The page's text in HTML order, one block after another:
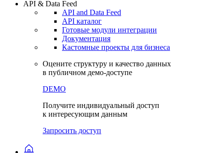
Откройте глобальную базу данных
Получить доступ
API & Data Feed
API and Data Feed
Готовые модули интеграции
Документация
в публичном демо-доступе